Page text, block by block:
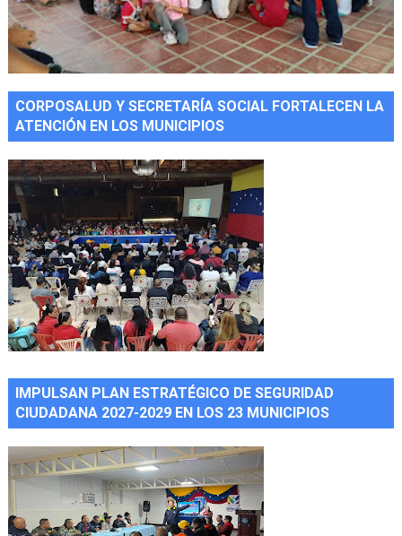
CORPOSALUD Y SECRETARÍA SOCIAL FORTALECEN LA
ATENCIÓN EN LOS MUNICIPIOS
IMPULSAN PLAN ESTRATÉGICO DE SEGURIDAD
CIUDADANA 2027-2029 EN LOS 23 MUNICIPIOS